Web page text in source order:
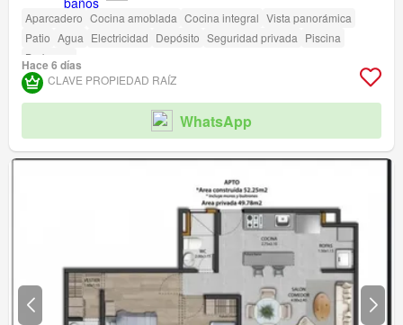
Aparcadero Cocina amoblada Cocina integral Vista panorámica
Patio Agua Electricidad Depósito Seguridad privada Piscina
Barbecue
Hace 6 días
CLAVE PROPIEDAD RAÍZ
WhatsApp